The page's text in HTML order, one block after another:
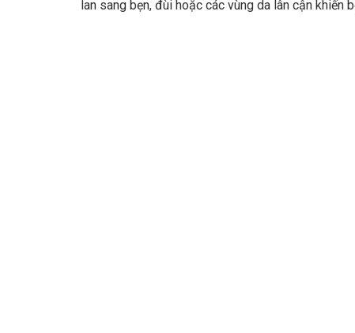
lan sang bẹn, đùi hoặc các vùng da lân cận khiến